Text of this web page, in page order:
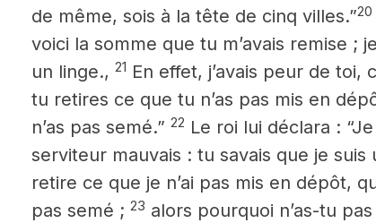
de même, sois à la tête de cinq villes.”20
voici la somme que tu m’avais remise ;
un linge., 21 En effet, j’avais peur de
tu retires ce que tu n’as pas mis en
n’as pas semé.” 22 Le roi lui déclara :
serviteur mauvais : tu savais que je
retire ce que je n’ai pas mis en dépôt,
pas semé ; 23 alors pourquoi n’as-tu